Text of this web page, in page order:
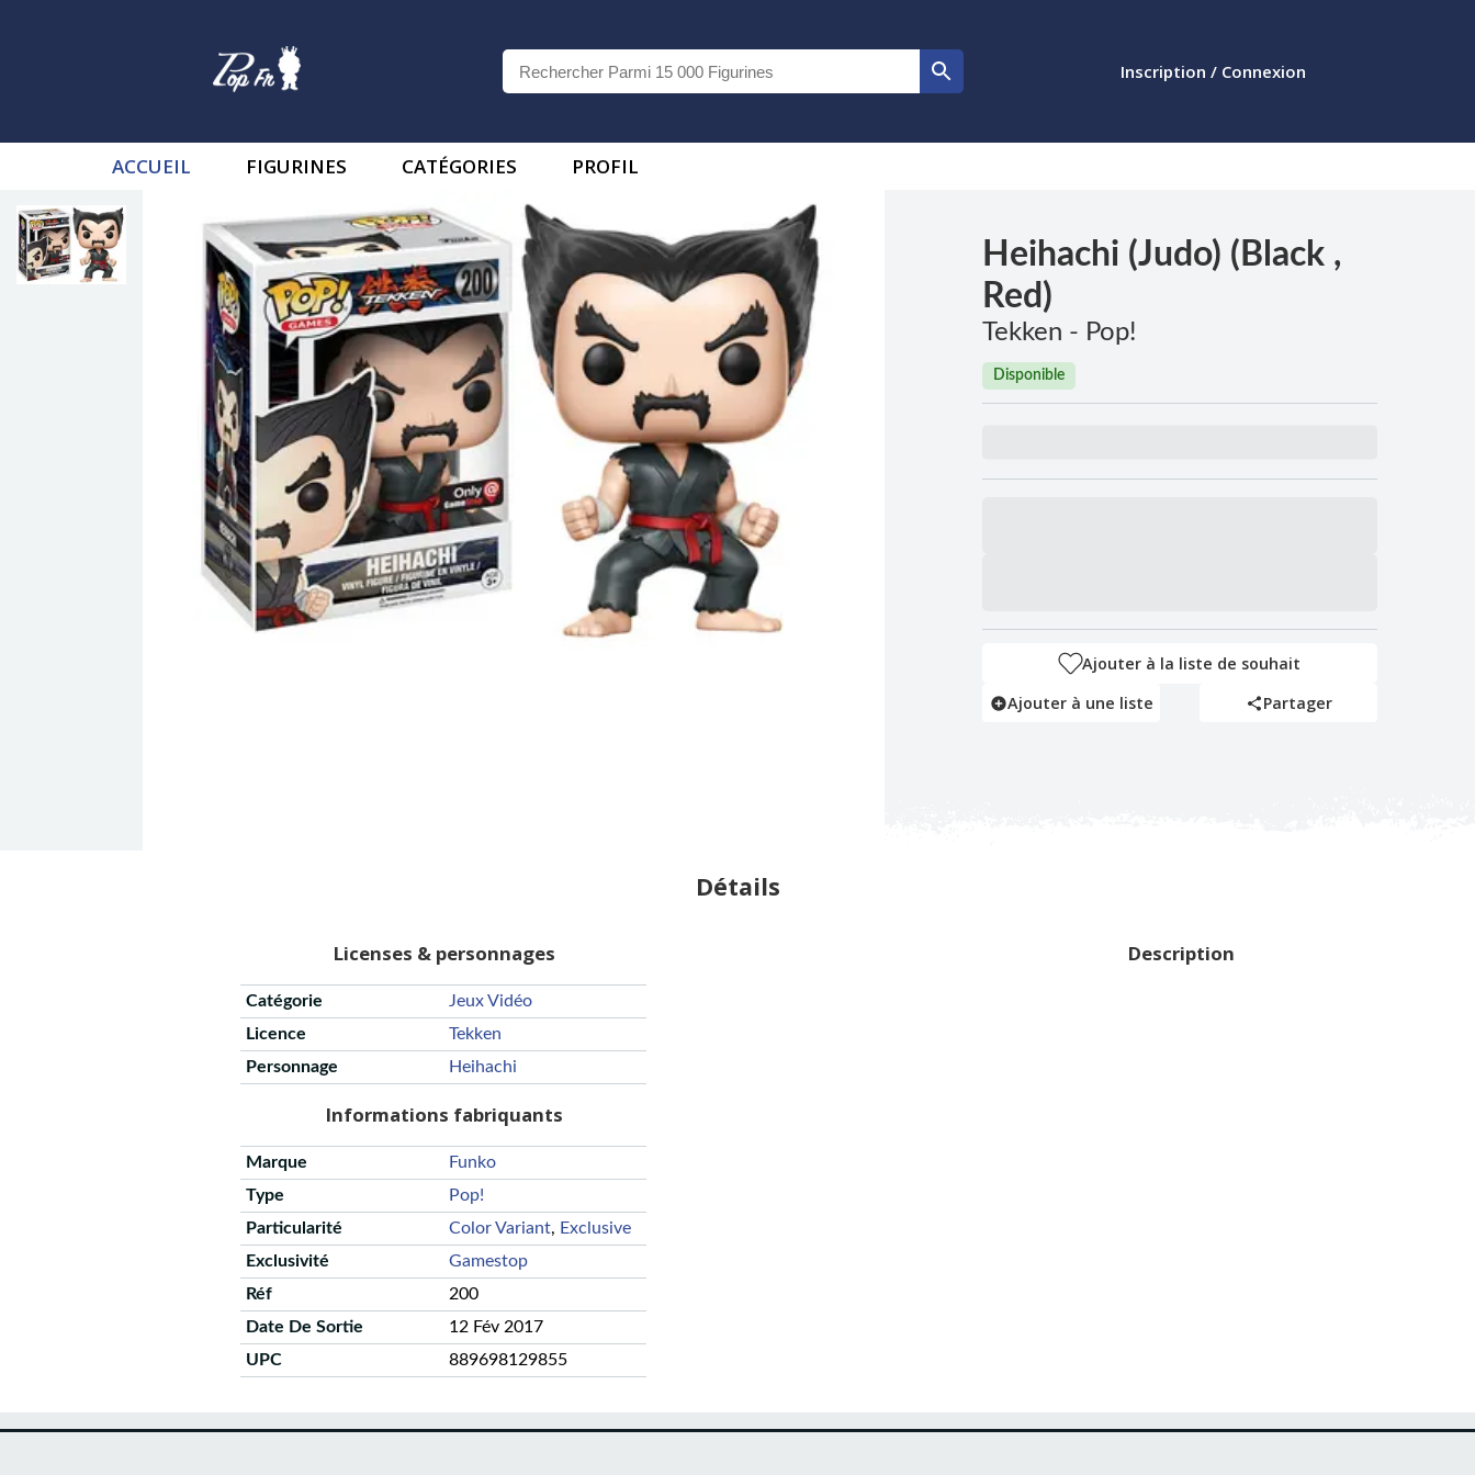
Inscription / Connexion
ACCUEIL FIGURINES CATÉGORIES PROFIL
Heihachi (Judo) (Black ,
Red)
Tekken - Pop!
Disponible
Ajouter à la liste de souhait
Ajouter à une liste
Partager
Détails
Licenses & personnages
Catégorie
Jeux Vidéo
Licence
Tekken
Personnage
Heihachi
Informations fabriquants
Marque
Funko
Type
Pop!
Particularité
Color Variant, Exclusive
Exclusivité
Gamestop
Réf
200
Date De Sortie
12 Fév 2017
UPC
889698129855
Description